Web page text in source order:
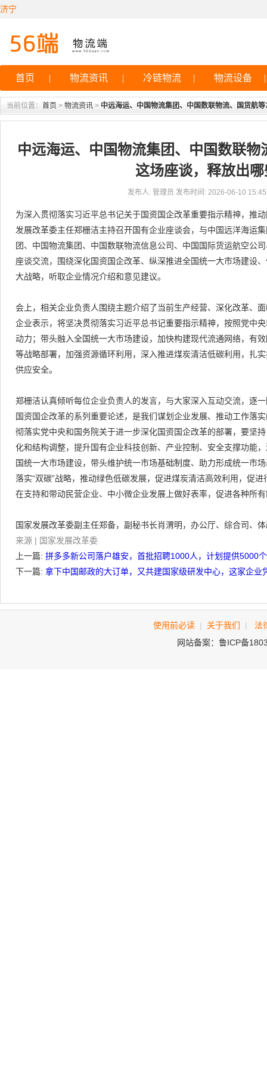
济宁
首页 | 物流资讯 | 冷链物流 | 物流设备 |
当前位置： 首页 > 物流资讯 > 中远海运、中国物流集团、中国数联物流、国货航
中远海运、中国物流集团、中国数联
这场座谈，释放出
发布人: 管理员 发布时间: 2026-06-10
为深入贯彻落实习近平总书记关于国资国企改革重要指示精神，推
发展改革委主任郑栅洁主持召开国有企业座谈会，与中国远洋海运
团、中国物流集团、中国数联物流信息公司、中国国际货运航空公
座谈交流，围绕深化国资国企改革、纵深推进全国统一大市场建设
大战略，听取企业情况介绍和意见建议。
会上，相关企业负责人围绕主题介绍了当前生产经营、深化改革、
企业表示，将坚决贯彻落实习近平总书记重要指示精神，按照党中
动力；带头融入全国统一大市场建设，加快构建现代流通网络，有
等战略部署，加强资源循环利用，深入推进煤炭清洁低碳利用，扎
供应安全。
郑栅洁认真倾听每位企业负责人的发言，与大家深入互动交流，逐
国资国企改革的系列重要论述，是我们谋划企业发展、推动工作落
彻落实党中央和国务院关于进一步深化国资国企改革的部署，要坚
化和结构调整，提升国有企业科技创新、产业控制、安全支撑功能
国统一大市场建设，带头维护统一市场基础制度、助力形成统一市
落实“双碳”战略，推动绿色低碳发展，促进煤炭清洁高效利用，促
在支持和带动民营企业、中小微企业发展上做好表率，促进各种所
国家发展改革委副主任郑备，副秘书长肖渭明，办公厅、综合司、
来源 | 国家发展改革委
上一篇: 拼多多新公司落户雄安，首批招聘1000人，计划提供5000
下一篇: 拿下中国邮政的大订单，又共建国家级研发中心，这家企业
使用前必读 | 关于我们 |
法
网站备案：鲁ICP备